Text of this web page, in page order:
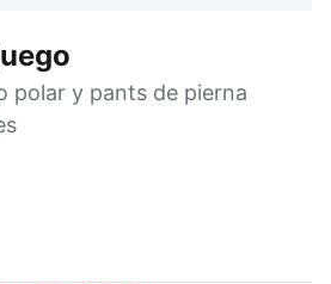
polar y pants de pierna